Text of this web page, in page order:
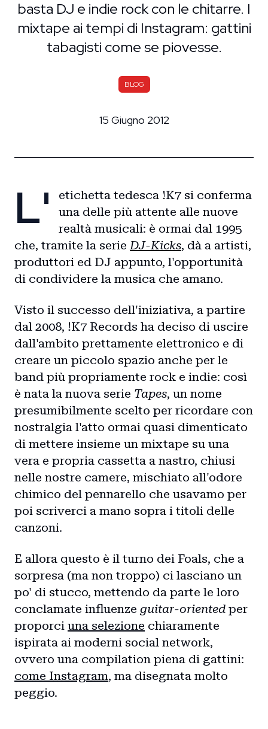
Home
Intro
Blog
Storie
Collaborazioni
basta DJ e indie rock con le chitarre. I
mixtape ai tempi di Instagram: gattini
tabagisti come se piovesse.
BLOG
15 Giugno 2012
L'
etichetta tedesca !K7 si conferma
una delle più attente alle nuove
realtà musicali: è ormai dal 1995
che, tramite la serieDJ-Kicks, dà a artisti,
produttori ed DJ appunto, l'opportunità
di condividere la musica che amano.
Visto il successo dell'iniziativa, a partire
dal 2008, !K7 Records ha deciso di uscire
dall'ambito prettamente elettronico e di
creare un piccolo spazio anche per le
band più propriamente rock e indie: così
è nata la nuova serie Tapes, un nome
presumibilmente scelto per ricordare con
nostralgia l'atto ormai quasi dimenticato
di mettere insieme un mixtape su una
vera e propria cassetta a nastro, chiusi
nelle nostre camere, mischiato all'odore
chimico del pennarello che usavamo per
poi scriverci a mano sopra i titoli delle
canzoni.
E allora questo è il turno dei Foals, che a
sorpresa (ma non troppo) ci lasciano un
po' di stucco, mettendo da parte le loro
conclamate influenze guitar-oriented per
proporci una selezione chiaramente
ispirata ai moderni social network,
ovvero una compilation piena di gattini:
come Instagram, ma disegnata molto
peggio.